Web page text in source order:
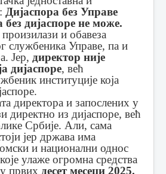
Дијаспора без Управе
дијаспоре не може.
и обавеза
службеника Управе, па и
Јер, директор није
дијаспоре, већ
институције која
директора и запослених у
директно из дијаспоре, већ
Србије. Али, сама
јер држава има
и национални однос
улаже огромна средства
првих десет месеци 2025.